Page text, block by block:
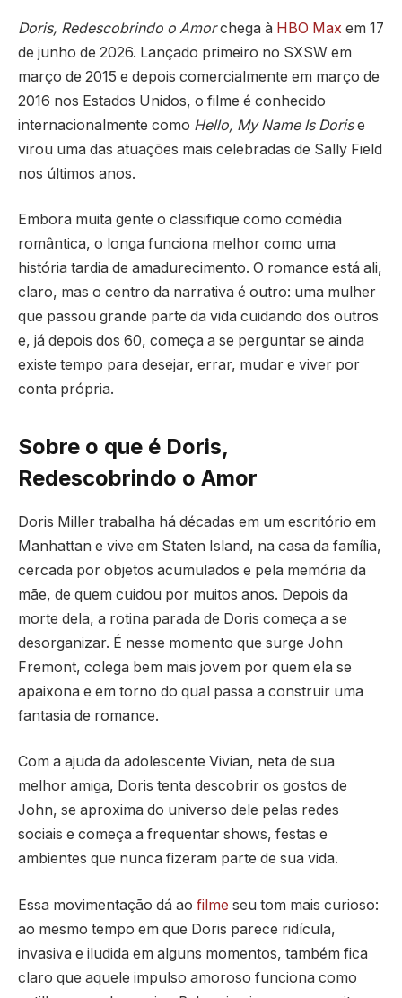
Doris, Redescobrindo o Amorchega à HBO Max em 17
de junho de 2026. Lançado primeiro no SXSW em
março de 2015 e depois comercialmente em março de
2016 nos Estados Unidos, o filme é conhecido
internacionalmente como Hello, My Name Is Dorise
virou uma das atuações mais celebradas de Sally Field
nos últimos anos.
Embora muita gente o classifique como comédia
romântica, o longa funciona melhor como uma
história tardia de amadurecimento. O romance está ali,
claro, mas o centro da narrativa é outro: uma mulher
que passou grande parte da vida cuidando dos outros
e, já depois dos 60, começa a se perguntar se ainda
existe tempo para desejar, errar, mudar e viver por
conta própria.
Sobre o que é Doris,
Redescobrindo o Amor
Doris Miller trabalha há décadas em um escritório em
Manhattan e vive em Staten Island, na casa da família,
cercada por objetos acumulados e pela memória da
mãe, de quem cuidou por muitos anos. Depois da
morte dela, a rotina parada de Doris começa a se
desorganizar. É nesse momento que surge John
Fremont, colega bem mais jovem por quem ela se
apaixona e em torno do qual passa a construir uma
fantasia de romance.
Com a ajuda da adolescente Vivian, neta de sua
melhor amiga, Doris tenta descobrir os gostos de
John, se aproxima do universo dele pelas redes
sociais e começa a frequentar shows, festas e
ambientes que nunca fizeram parte de sua vida.
Essa movimentação dá ao filme seu tom mais curioso:
ao mesmo tempo em que Doris parece ridícula,
invasiva e iludida em alguns momentos, também fica
claro que aquele impulso amoroso funciona como